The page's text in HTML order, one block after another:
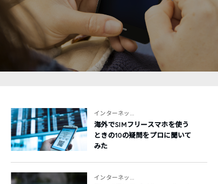
インターネッ...
海外でSIMフリースマホを使う
ときの10の疑問をプロに聞いて
みた
インターネッ...